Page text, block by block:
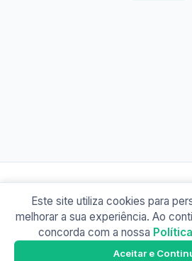
© 2026 Busão
Sobre Contato
Este site utiliza cookies para
melhorar a sua experiência. Ao
concorda com a nossa
Aceitar e